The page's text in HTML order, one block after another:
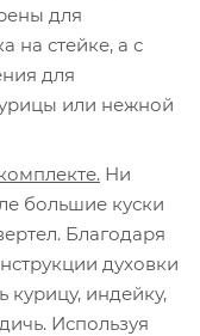
для
на стейке, а с
для
или нежной
Ни
большие куски
Благодаря
духовки
курицу, индейку,
Используя